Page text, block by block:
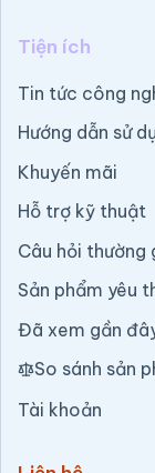
Tiện ích
Tin tức công
Hướng dẫn sử
Khuyến mãi
Hỗ trợ kỹ thuật
Câu hỏi thường
Sản phẩm yêu
Đã xem gần
So sánh sản
Tài khoản